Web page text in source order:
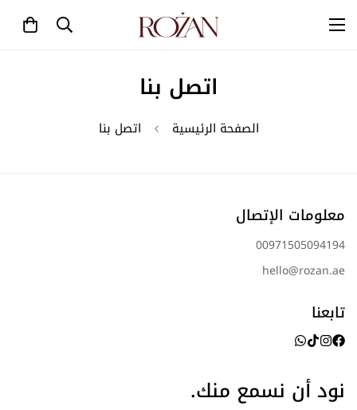
اتصل بنا
الصفحة الرئيسية اتصل بنا
نود أن نسمع منك.
معلومات الإتصال
00971505094194
hello@rozan.ae
تابعنا